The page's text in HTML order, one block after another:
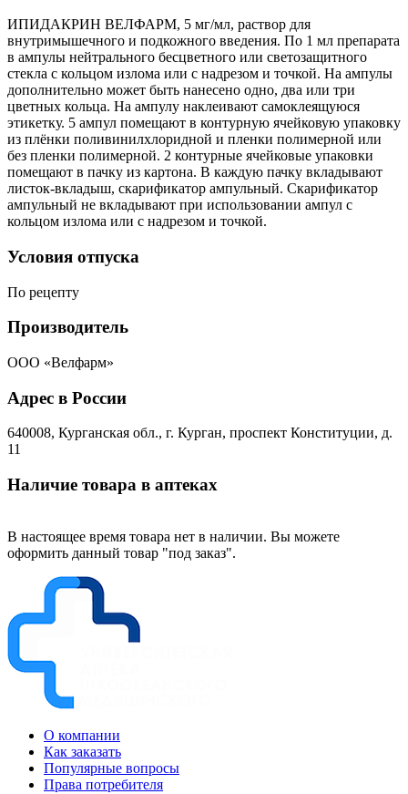
ИПИДАКРИН ВЕЛФАРМ, 5 мг/мл, раствор для
внутримышечного и подкожного введения. По 1 мл препарата
в ампулы нейтрального бесцветного или светозащитного
стекла с кольцом излома или с надрезом и точкой. На ампулы
дополнительно может быть нанесено одно, два или три
цветных кольца. На ампулу наклеивают самоклеящуюся
этикетку. 5 ампул помещают в контурную ячейковую упаковку
из плёнки поливинилхлоридной и пленки полимерной или
без пленки полимерной. 2 контурные ячейковые упаковки
помещают в пачку из картона. В каждую пачку вкладывают
листок-вкладыш, скарификатор ампульный. Скарификатор
ампульный не вкладывают при использовании ампул с
кольцом излома или с надрезом и точкой.
Условия отпуска
По рецепту
Производитель
ООО «Велфарм»
Адрес в России
640008, Курганская обл., г. Курган, проспект Конституции, д.
11
Наличие товара в аптеках
В настоящее время товара нет в наличии. Вы можете
оформить данный товар "под заказ".
О компании
Как заказать
Популярные вопросы
Права потребителя